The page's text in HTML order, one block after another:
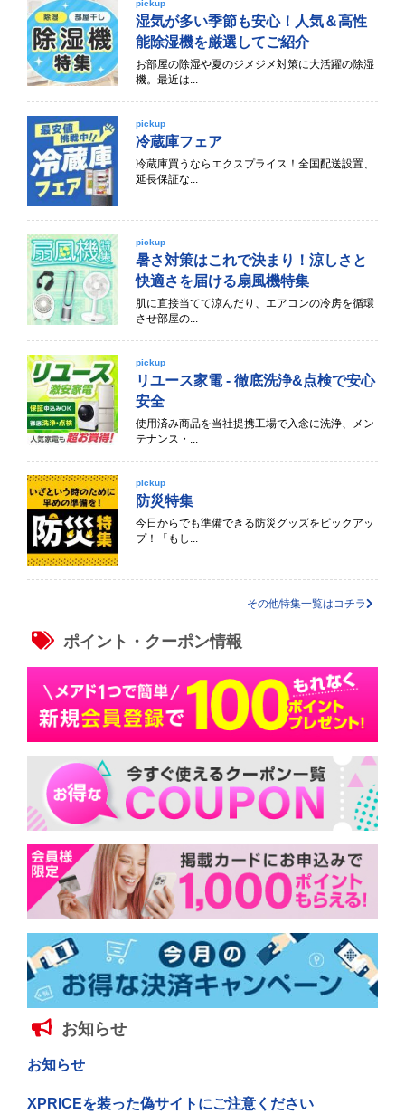
pickup
湿気が多い季節も安心！人気＆高性
能除湿機を厳選してご紹介
お部屋の除湿や夏のジメジメ対策に大活躍の除湿
機。最近は...
pickup
冷蔵庫フェア
冷蔵庫買うならエクスプライス！全国配送設置、
延長保証な...
pickup
暑さ対策はこれで決まり！涼しさと
快適さを届ける扇風機特集
肌に直接当てて涼んだり、エアコンの冷房を循環
させ部屋の...
pickup
リユース家電 - 徹底洗浄&点検で安心
安全
使用済み商品を当社提携工場で入念に洗浄、メン
テナンス・...
pickup
防災特集
今日からでも準備できる防災グッズをピックアッ
プ！「もし...
その他特集一覧はコチラ
ポイント・クーポン情報
お知らせ
お知らせ
XPRICEを装った偽サイトにご注意ください